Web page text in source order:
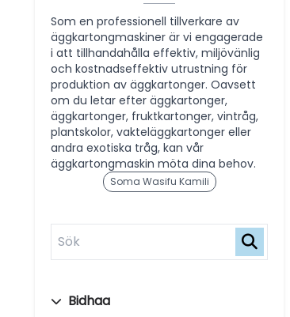
Som en professionell tillverkare av
äggkartongmaskiner är vi engagerade
i att tillhandahålla effektiv, miljövänlig
och kostnadseffektiv utrustning för
produktion av äggkartonger. Oavsett
om du letar efter äggkartonger,
äggkartonger, fruktkartonger, vintråg,
plantskolor, vakteläggkartonger eller
andra exotiska tråg, kan vår
äggkartongmaskin möta dina behov.
Soma Wasifu Kamili
Bidhaa